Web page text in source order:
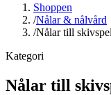
Shoppen
/Nålar & nålvård
/Nålar till
Kategori
Nålar till